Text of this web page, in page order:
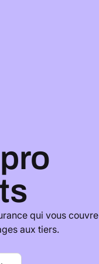
qui vous couvre
aux tiers.